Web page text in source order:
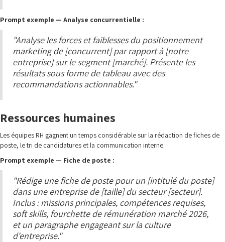
Prompt exemple — Analyse concurrentielle :
"Analyse les forces et faiblesses du positionnement
marketing de [concurrent] par rapport à [notre
entreprise] sur le segment [marché]. Présente les
résultats sous forme de tableau avec des
recommandations actionnables."
Ressources humaines
Les équipes RH gagnent un temps considérable sur la rédaction de fiches de
poste, le tri de candidatures et la communication interne.
Prompt exemple — Fiche de poste :
"Rédige une fiche de poste pour un [intitulé du poste]
dans une entreprise de [taille] du secteur [secteur].
Inclus : missions principales, compétences requises,
soft skills, fourchette de rémunération marché 2026,
et un paragraphe engageant sur la culture
d'entreprise."